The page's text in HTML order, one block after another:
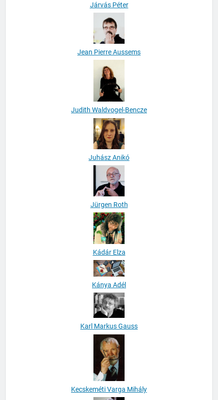
Járvás Péter
Jean Pierre Aussems
Judith Waldvogel-Bencze
Juhász Anikó
Jürgen Roth
Kádár Elza
Kánya Adél
Karl Markus Gauss
Kecskeméti Varga Mihály